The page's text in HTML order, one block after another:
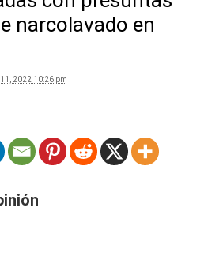
narcolavado en
2022 10:26 pm